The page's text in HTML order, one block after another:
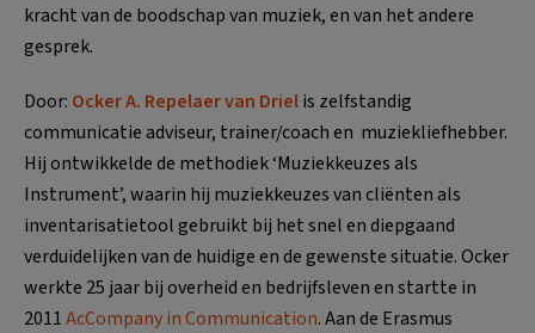
kracht van de boodschap van muziek, en van het andere
gesprek.
Door: Ocker A. Repelaer van Drielis zelfstandig
communicatie adviseur, trainer/coach en muziekliefhebber.
Hij ontwikkelde de methodiek ‘Muziekkeuzes als
Instrument’, waarin hij muziekkeuzes van cliënten als
inventarisatietool gebruikt bij het snel en diepgaand
verduidelijken van de huidige en de gewenste situatie. Ocker
werkte 25 jaar bij overheid en bedrijfsleven en startte in
2011AcCompany in Communication. Aan de Erasmus